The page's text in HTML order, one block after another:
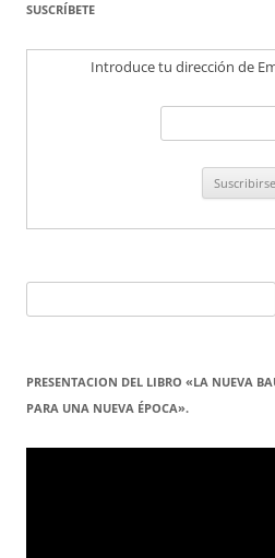
SUSCRÍBETE
Introduce tu dirección de
PRESENTACION DEL LIBRO «LA NUEVA
PARA UNA NUEVA ÉPOCA».